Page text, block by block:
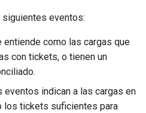
Tarjeta de servicio
siguientes eventos:
entiende como las cargas que
con tickets, o tienen un
eventos indican a las cargas en
los tickets suficientes para